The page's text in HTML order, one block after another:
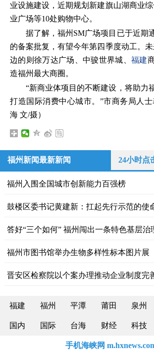
业设施建设，近期规划新建旗山湖商业
业广场等10处购物中心。
据了解，福州SM广场项目已于近期
的备案批复，有望今年第四季度动工。
边的则徐万达广场、中骏世界城、 福建
造福州最大商圈。
“新商业体项目的不断建设，将助力
打造国际消费中心城市。”市商务局人
海 文/摄）
福州新闻最新新闻 24小时点
福州入围全国城市创新能力百强榜
鼓楼区委书记黄建新：扛起先行示范的使
答好“三个如何” 福州闯出一条特色基层治
福州市图书馆举办生物多样性标本图片展
晋安区检察院以个案办理推动企业制度完
福建 福州 平潭 莆田 泉州
国内 国际 台海 财经 科技
手机海峡网